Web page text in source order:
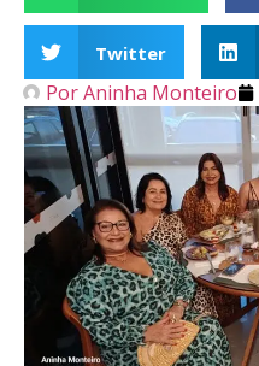
Twitter
PorAninha Monteiro